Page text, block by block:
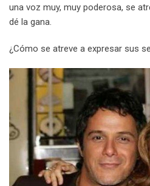
una voz muy, muy poderosa, se
dé la gana.
¿Cómo se atreve a expresar sus